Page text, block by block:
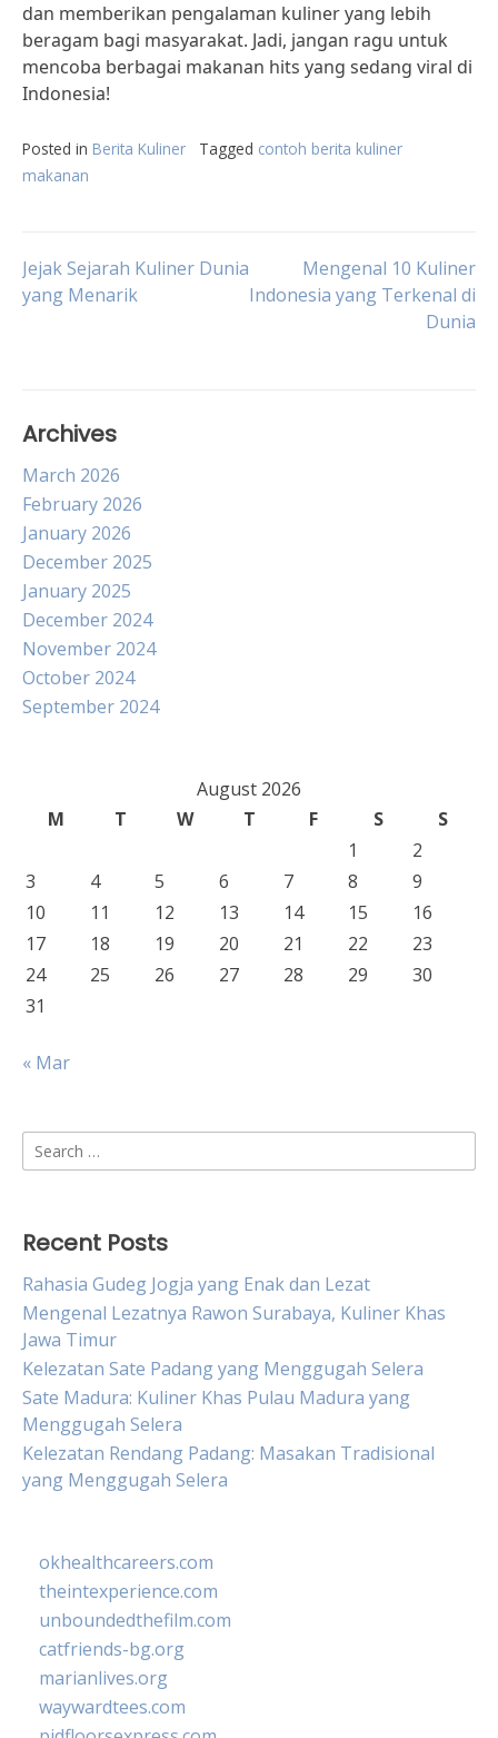
dan memberikan pengalaman kuliner yang lebih
beragam bagi masyarakat. Jadi, jangan ragu untuk
mencoba berbagai makanan hits yang sedang viral di
Indonesia!
Posted in Berita Kuliner Tagged contoh berita kuliner
makanan
Post
Jejak Sejarah Kuliner Dunia
yang Menarik
Mengenal 10 Kuliner
Indonesia yang Terkenal di
Dunia
Archives
March 2026
February 2026
January 2026
December 2025
January 2025
December 2024
November 2024
October 2024
September 2024
August 2026
M
T W T F S
S
1
2
3
4 5 6 7 8
9
10
11 12 13 14 15
16
17
18 19 20 21 22
23
24
25 26 27 28 29
30
31
« Mar
Search
for:
Recent Posts
Rahasia Gudeg Jogja yang Enak dan Lezat
Mengenal Lezatnya Rawon Surabaya, Kuliner Khas
Jawa Timur
Kelezatan Sate Padang yang Menggugah Selera
Sate Madura: Kuliner Khas Pulau Madura yang
Menggugah Selera
Kelezatan Rendang Padang: Masakan Tradisional
yang Menggugah Selera
okhealthcareers.com
theintexperience.com
unboundedthefilm.com
catfriends-bg.org
marianlives.org
waywardtees.com